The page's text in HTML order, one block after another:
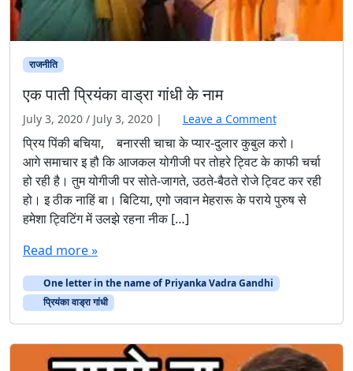
राजनीति
एक पाती प्रियंका वाड्रा गांधी के नाम
July 3, 2020 / July 3, 2020 | Leave a Comment
प्रिय पिंकी बचिया, बनारसी चाचा के प्यार-दुलार कुबुल करो।
आगे समाचार इ हौ कि आजकल योगीजी पर तोहरे ट्विट के काफी चर्चा
हो रही है। तुम योगीजी पर सोते-जागते, उठते-बैठते रोजे ट्विट कर रही
हो। इ ठीक नाहिं बा। बिटिया, एगो जवान मेहरारू के पराये पुरुष से
हमेशा ट्विटिंग में उलझे रहना नीक […]
Read more »
One letter in the name of Priyanka Vadra Gandhi
प्रियंका वाड्रा गांधी